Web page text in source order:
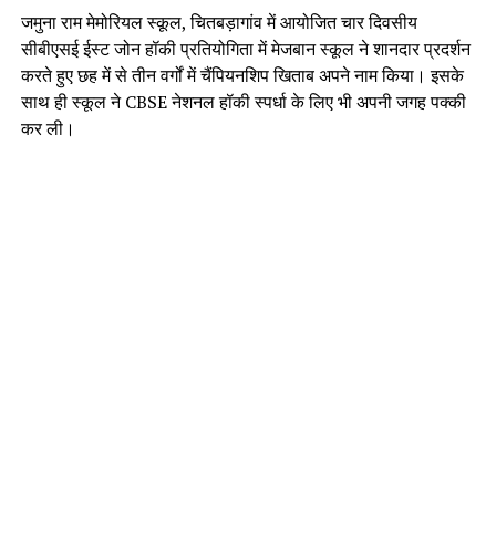
जमुना राम मेमोरियल स्कूल, चितबड़ागांव में आयोजित चार दिवसीय
सीबीएसई ईस्ट जोन हॉकी प्रतियोगिता में मेजबान स्कूल ने शानदार प्रदर्शन
करते हुए छह में से तीन वर्गों में चैंपियनशिप खिताब अपने नाम किया। इसके
साथ ही स्कूल ने CBSE नेशनल हॉकी स्पर्धा के लिए भी अपनी जगह पक्की
कर ली।